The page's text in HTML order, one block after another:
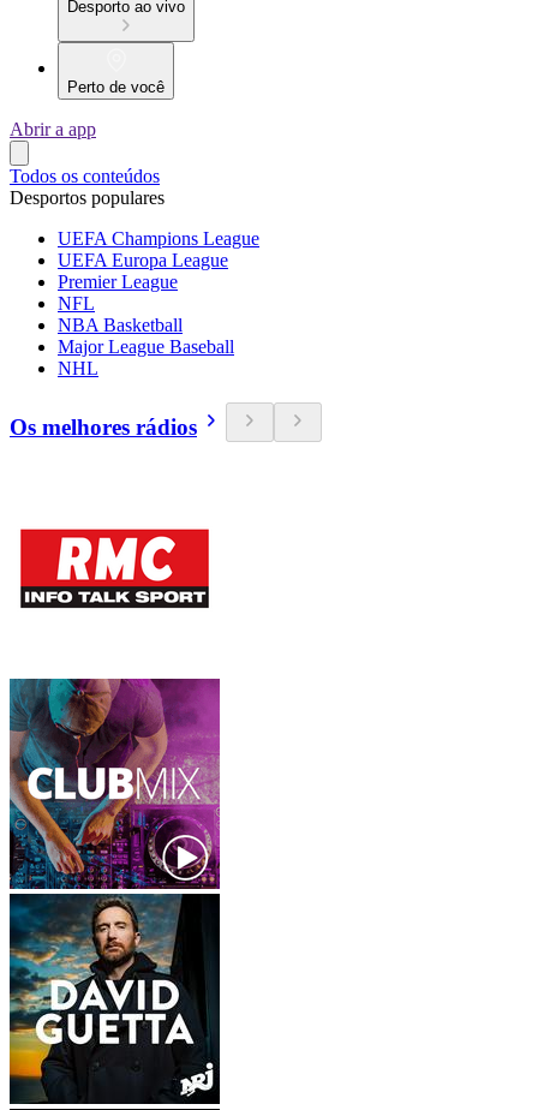
Desporto ao vivo
Perto de você
Abrir a app
Todos os conteúdos
Desportos populares
UEFA Champions League
UEFA Europa League
Premier League
NFL
NBA Basketball
Major League Baseball
NHL
Os melhores rádios